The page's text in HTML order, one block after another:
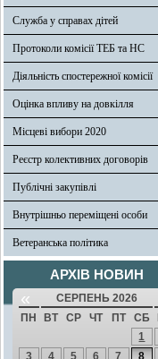
Служба у справах дітей
Протоколи комісії ТЕБ та НС
Діяльність спостережної комісії
Оцінка впливу на довкілля
Місцеві вибори 2020
Реєстр колективних договорів
Публічні закупівлі
Внутрішньо переміщені особи
Ветеранська політика
АРХІВ НОВИН
« СЕРПЕНЬ 2026
ПН ВТ СР ЧТ ПТ СБ
1
3
4 5 6 7 8